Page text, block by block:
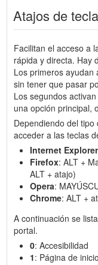
Atajos de
Facilitan el acceso a
rápida y directa. Hay
Los primeros ayudan
sin tener que pasar
Los segundos
una opción principal,
Dependiendo del
acceder a las teclas
Internet Explorer
Firefox: ALT +
ALT + atajo)
Opera:
Chrome: ALT +
A continuación se
portal.
0: Accesibilidad
1: Página de inicio